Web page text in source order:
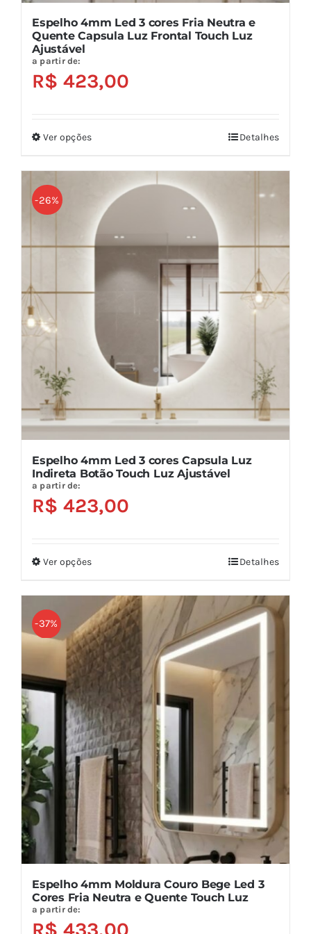
Espelho 4mm Led 3 cores Fria Neutra e
Quente Capsula Luz Frontal Touch Luz
Ajustável
a partir de:
R$ 423,00
Ver opçõesEste
várias
variantes.
As
podem
ser
na
página
Detalhes
-26%
Espelho 4mm Led 3 cores Capsula Luz
Indireta Botão Touch Luz Ajustável
a partir de:
R$ 423,00
Ver opçõesEste
tem
várias
variantes.
As
opções
podem
ser
escolhidas
na
página
produto
Detalhes
-37%
Espelho 4mm Moldura Couro Bege Led 3
Cores Fria Neutra e Quente Touch Luz
a partir de:
R$ 433,00